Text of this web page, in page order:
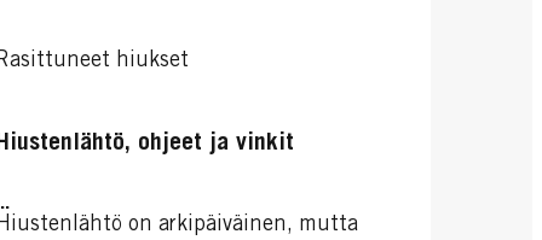
hiukset
ohjeet ja vinkit
on arkipäiväinen, mutta